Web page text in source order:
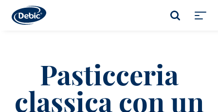
main
CERCA
Pasticceria
classica con un